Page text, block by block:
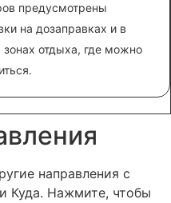
предусмотрены
на дозаправках и в
отдыха, где можно
направления с
Куда. Нажмите, чтобы